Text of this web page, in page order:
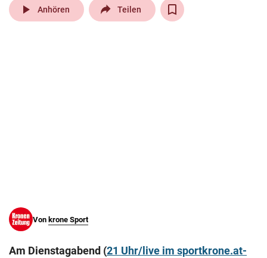
play_arrow Anhören Teilen
Von krone Sport
Am Dienstagabend (21 Uhr/live im sportkrone.at-